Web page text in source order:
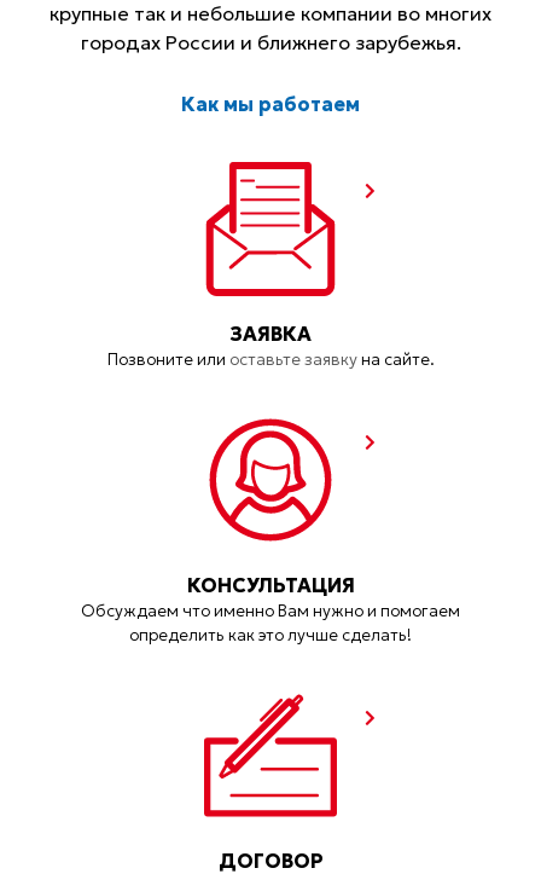
крупные так и небольшие компании во многих
городах России и ближнего зарубежья.
Как мы работаем
ЗАЯВКА
Позвоните или оставьте заявкуна сайте.
КОНСУЛЬТАЦИЯ
Обсуждаем что именно Вам нужно и помогаем
определить как это лучше сделать!
ДОГОВОР